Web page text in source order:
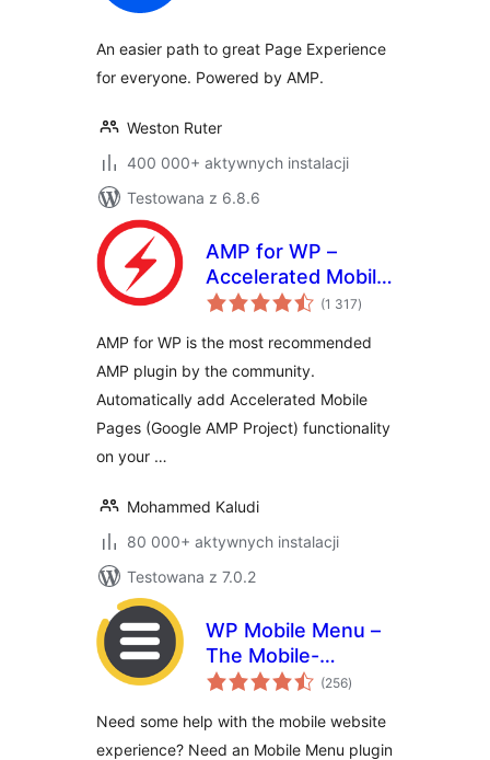
An easier path to great Page Experience
for everyone. Powered by AMP.
Weston Ruter
400 000+ aktywnych instalacji
Testowana z 6.8.6
AMP for WP –
Accelerated Mobile
Pages
(1 317wszystkich
ocen
)
AMP for WP is the most recommended
AMP plugin by the community.
Automatically add Accelerated Mobile
Pages (Google AMP Project) functionality
on your …
Mohammed Kaludi
80 000+ aktywnych instalacji
Testowana z 7.0.2
WP Mobile Menu –
The Mobile-
Friendly
(256wszystkich
ocen
)
Need some help with the mobile website
experience? Need an Mobile Menu plugin